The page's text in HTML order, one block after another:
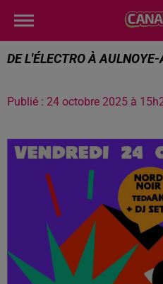
DE L'ÉLECTRO À
Publié : 24 octobre 2025 à